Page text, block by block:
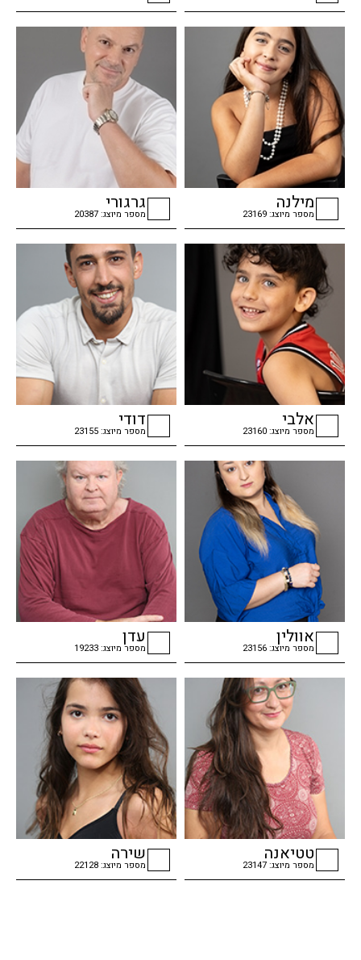
checkbox
checkbox
checkbox
מילנה
מספר מיוצג: 23169
checkbox
גרגורי
מספר מיוצג: 20387
checkbox
אלבי
מספר מיוצג: 23160
checkbox
דודי
מספר מיוצג: 23155
checkbox
אוולין
מספר מיוצג: 23156
checkbox
עדן
מספר מיוצג: 19233
טטיאנה
מספר מיוצג: 23147
שירה
מספר מיוצג: 22128